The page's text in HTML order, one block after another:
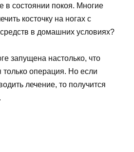
в состоянии покоя. Многие
косточку на ногах с
в домашних условиях?
запущена настолько, что
только операция. Но если
лечение, то получится